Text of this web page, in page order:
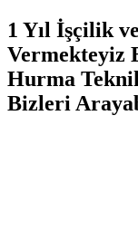
1 Yıl İşçilik
Vermekteyiz
Hurma
Bizleri